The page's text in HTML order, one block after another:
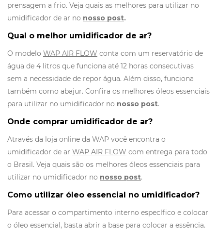
prensagem a frio. Veja quais as melhores para utilizar no
umidificador de ar no nosso post.
Qual o melhor umidificador de ar?
O modelo WAP AIR FLOW conta com um reservatório de
água de 4 litros que funciona até 12 horas consecutivas
sem a necessidade de repor água. Além disso, funciona
também como abajur. Confira os melhores óleos essenciais
para utilizar no umidificador no nosso post.
Onde comprar umidificador de ar?
Através da loja online da WAP você encontra o
umidificador de ar WAP AIR FLOW com entrega para todo
o Brasil. Veja quais são os melhores óleos essenciais para
utilizar no umidificador no nosso post.
Como utilizar óleo essencial no umidificador?
Para acessar o compartimento interno específico e colocar
o óleo essencial, basta abrir a base para colocar a essência.